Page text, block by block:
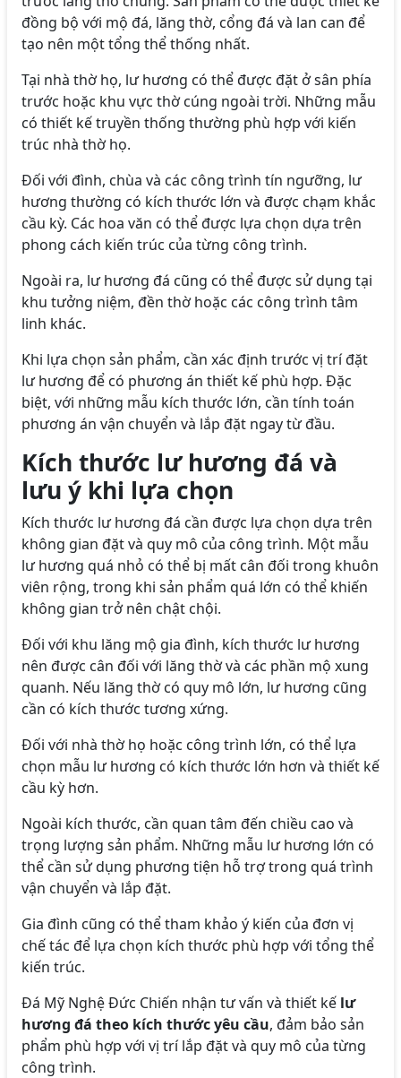
đồng bộ với mộ đá, lăng thờ, cổng đá và lan can để
tạo nên một tổng thể thống nhất.
Tại nhà thờ họ, lư hương có thể được đặt ở sân phía
trước hoặc khu vực thờ cúng ngoài trời. Những mẫu
có thiết kế truyền thống thường phù hợp với kiến
trúc nhà thờ họ.
Đối với đình, chùa và các công trình tín ngưỡng, lư
hương thường có kích thước lớn và được chạm khắc
cầu kỳ. Các hoa văn có thể được lựa chọn dựa trên
phong cách kiến trúc của từng công trình.
Ngoài ra, lư hương đá cũng có thể được sử dụng tại
khu tưởng niệm, đền thờ hoặc các công trình tâm
linh khác.
Khi lựa chọn sản phẩm, cần xác định trước vị trí đặt
lư hương để có phương án thiết kế phù hợp. Đặc
biệt, với những mẫu kích thước lớn, cần tính toán
phương án vận chuyển và lắp đặt ngay từ đầu.
Kích thước lư hương đá và
lưu ý khi lựa chọn
Kích thước lư hương đá cần được lựa chọn dựa trên
không gian đặt và quy mô của công trình. Một mẫu
lư hương quá nhỏ có thể bị mất cân đối trong khuôn
viên rộng, trong khi sản phẩm quá lớn có thể khiến
không gian trở nên chật chội.
Đối với khu lăng mộ gia đình, kích thước lư hương
nên được cân đối với lăng thờ và các phần mộ xung
quanh. Nếu lăng thờ có quy mô lớn, lư hương cũng
cần có kích thước tương xứng.
Đối với nhà thờ họ hoặc công trình lớn, có thể lựa
chọn mẫu lư hương có kích thước lớn hơn và thiết kế
cầu kỳ hơn.
Ngoài kích thước, cần quan tâm đến chiều cao và
trọng lượng sản phẩm. Những mẫu lư hương lớn có
thể cần sử dụng phương tiện hỗ trợ trong quá trình
vận chuyển và lắp đặt.
Gia đình cũng có thể tham khảo ý kiến của đơn vị
chế tác để lựa chọn kích thước phù hợp với tổng thể
kiến trúc.
Đá Mỹ Nghệ Đức Chiến nhận tư vấn và thiết kế lư
hương đá theo kích thước yêu cầu, đảm bảo sản
phẩm phù hợp với vị trí lắp đặt và quy mô của từng
công trình.